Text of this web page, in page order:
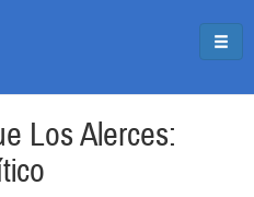
Los Alerces: